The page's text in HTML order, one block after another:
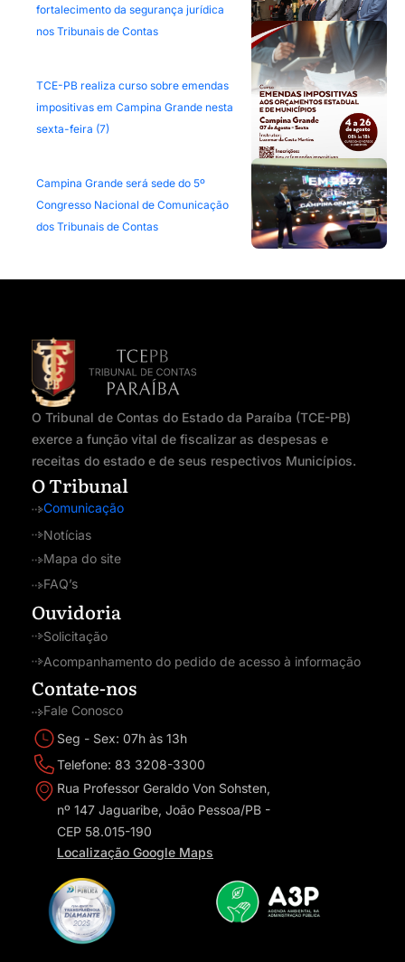
fortalecimento da segurança jurídica
nos Tribunais de Contas
TCE-PB realiza curso sobre emendas
impositivas em Campina Grande nesta
sexta-feira (7)
Campina Grande será sede do 5º
Congresso Nacional de Comunicação
dos Tribunais de Contas
O Tribunal de Contas do Estado da Paraíba (TCE-PB)
exerce a função vital de fiscalizar as despesas e
receitas do estado e de seus respectivos Municípios.
O Tribunal
Comunicação
Notícias
Mapa do site
FAQ’s
Ouvidoria
Solicitação
Acompanhamento do pedido de acesso à informação
Contate-nos
Fale Conosco
Seg - Sex: 07h às 13h
Telefone: 83 3208-3300
Rua Professor Geraldo Von Sohsten,
nº 147 Jaguaribe, João Pessoa/PB -
CEP 58.015-190
Localização Google Maps